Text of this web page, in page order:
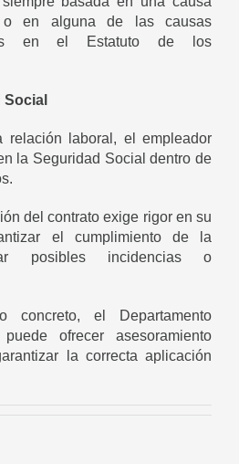
o en alguna de las causas
en el Estatuto de los
relación laboral, el empleador
la Seguridad Social dentro de
del contrato exige rigor en su
el cumplimiento de la
posibles incidencias o
concreto, el Departamento
puede ofrecer asesoramiento
la correcta aplicación